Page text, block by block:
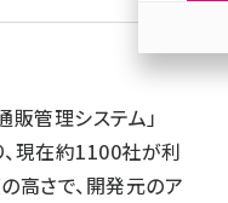
販管理システム」
現在約1100社が利
高さで、開発元のア
参